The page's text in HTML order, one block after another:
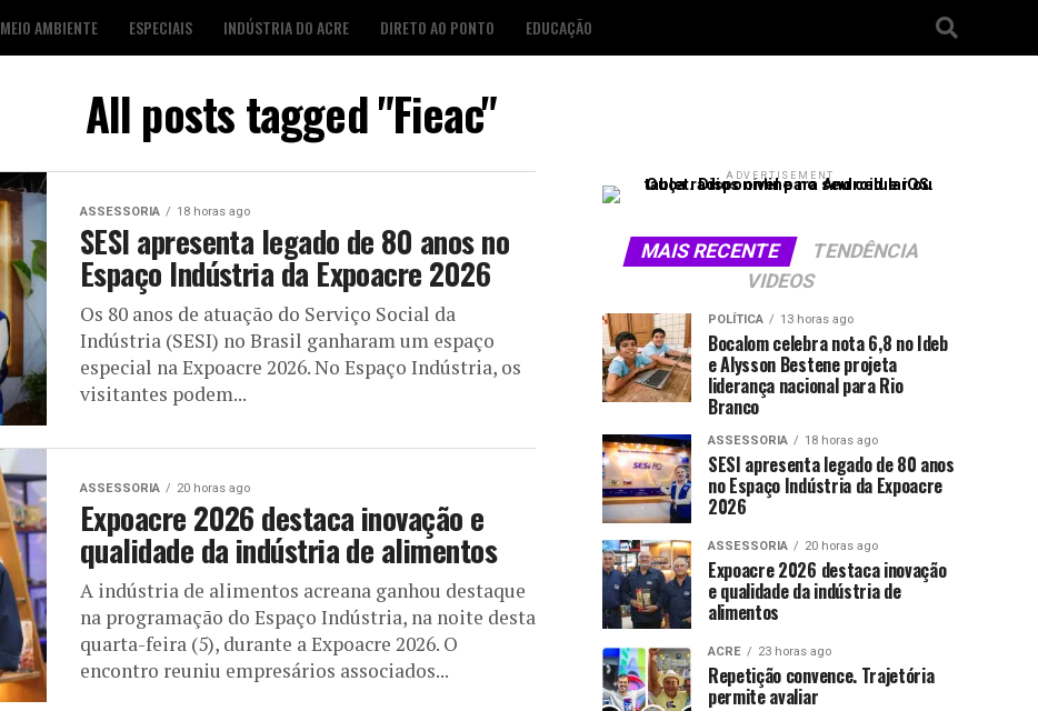
MEIO AMBIENTE ESPECIAIS INDÚSTRIA DO ACRE DIRETO AO PONTO EDUCAÇÃO
All posts tagged "Fieac"
ASSESSORIA 18 horas ago
SESI apresenta legado de 80 anos no
Espaço Indústria da Expoacre 2026
Os 80 anos de atuação do Serviço Social da
Indústria (SESI) no Brasil ganharam um espaço
especial na Expoacre 2026. No Espaço Indústria, os
visitantes podem...
ASSESSORIA 20 horas ago
Expoacre 2026 destaca inovação e
qualidade da indústria de alimentos
A indústria de alimentos acreana ganhou destaque
na programação do Espaço Indústria, na noite desta
quarta-feira (5), durante a Expoacre 2026. O
encontro reuniu empresários associados...
ADVERTISEMENT
MAIS RECENTE
TENDÊNCIA
VIDEOS
POLÍTICA 13 horas ago
Bocalom celebra nota 6,8 no Ideb
e Alysson Bestene projeta
liderança nacional para Rio
Branco
ASSESSORIA 18 horas ago
SESI apresenta legado de 80 anos
no Espaço Indústria da Expoacre
2026
ASSESSORIA 20 horas ago
Expoacre 2026 destaca inovação
e qualidade da indústria de
alimentos
ACRE 23 horas ago
Repetição convence. Trajetória
permite avaliar